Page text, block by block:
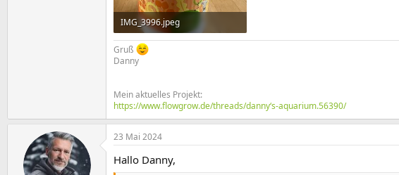
IMG_3996.jpeg
1,3 MB · Aufrufe: 288
Gruß
Danny
Mein aktuelles Projekt:
https://www.flowgrow.de/threads/danny‘s-aquarium.56390/
23 Mai 2024
Hallo Danny,